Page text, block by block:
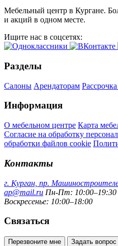
Мебельный центр в Кургане.
и акций в одном месте.
Ищите нас в соцсетях:
Разделы
Салоны Арендаторам
Информация
О мебельном центре Карта
Согласие на обработку
обработки файлов cookie
Контакты
г. Курган, пр.
ap@mail.ru Пн-Пт: 10:00–19:30
Воскресенье: 10:00–18:00
Связаться
Перезвоните мне
Задать вопрос